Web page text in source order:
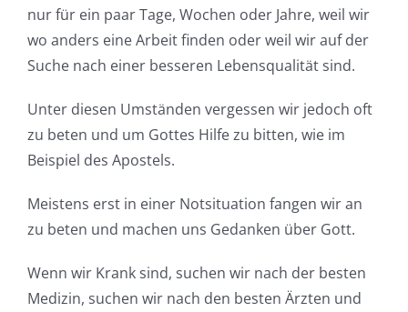
nur für ein paar Tage, Wochen oder Jahre, weil wir
wo anders eine Arbeit finden oder weil wir auf der
Suche nach einer besseren Lebensqualität sind.
Unter diesen Umständen vergessen wir jedoch oft
zu beten und um Gottes Hilfe zu bitten, wie im
Beispiel des Apostels.
Meistens erst in einer Notsituation fangen wir an
zu beten und machen uns Gedanken über Gott.
Wenn wir Krank sind, suchen wir nach der besten
Medizin, suchen wir nach den besten Ärzten und